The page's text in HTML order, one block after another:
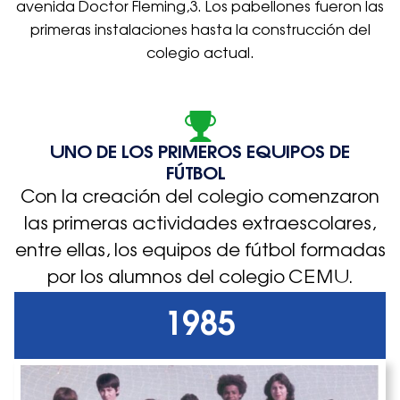
avenida Doctor Fleming,3. Los pabellones fueron las
primeras instalaciones hasta la construcción del
colegio actual.
UNO DE LOS PRIMEROS EQUIPOS DE
FÚTBOL
Con la creación del colegio comenzaron
las primeras actividades extraescolares,
entre ellas, los equipos de fútbol formadas
por los alumnos del colegio CEMU.
1985